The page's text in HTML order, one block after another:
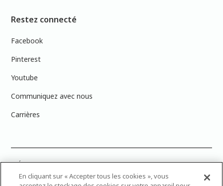
Restez connecté
Facebook
Pinterest
Youtube
Communiquez avec nous
Carrières
PRÉCISION DES COULEURS : Veuillez noter que les couleurs affichées à
l’écran peuvent ne pas correspondre exactement aux couleurs de
peinture réelles en raison des variations de calibration des écrans.
En cliquant sur « Accepter tous les cookies », vous